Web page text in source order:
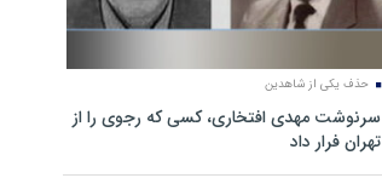
حذف یکی از شاهدین
سرنوشت مهدی افتخاری، کسی که رجوی را از
تهران فرار داد